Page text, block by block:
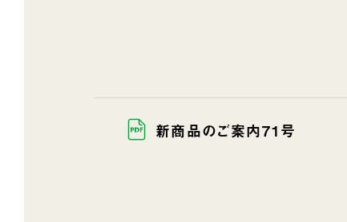
新商品のご案内71号